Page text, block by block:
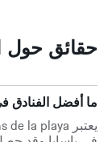
حقائق حول
ما أفضل الفنادق